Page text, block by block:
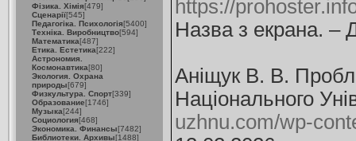
Фізика. Хімія[479]
Сценарії[545]
Педагогіка. Психологія[5400]
Техніка. Виробництво[594]
Математика[487]
Етика. Естетика[222]
Астрономия.
Космонавтика[80]
Экология. Охрана
природы[679]
Физкультура. Спорт[339]
Образование[1746]
Музыка[244]
Социология[468]
Экономика. Финансы[7482]
Библиотеки. Архивы[1488]
https://
Назва з екрана. –
Аніщук В. В.
Національного
uzhnu.com/wp-